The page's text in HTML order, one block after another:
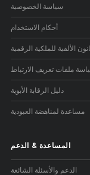
سياسة الخصوصية
أحكام الاستخدام
الألفية للملكية الرقمية
ملفات تعريف الارتباط
دليل الرقابة الأبوية
مساعدة لمناهضة العبودية
المساعدة & الدعم
الدعم والأسئلة الشائعة